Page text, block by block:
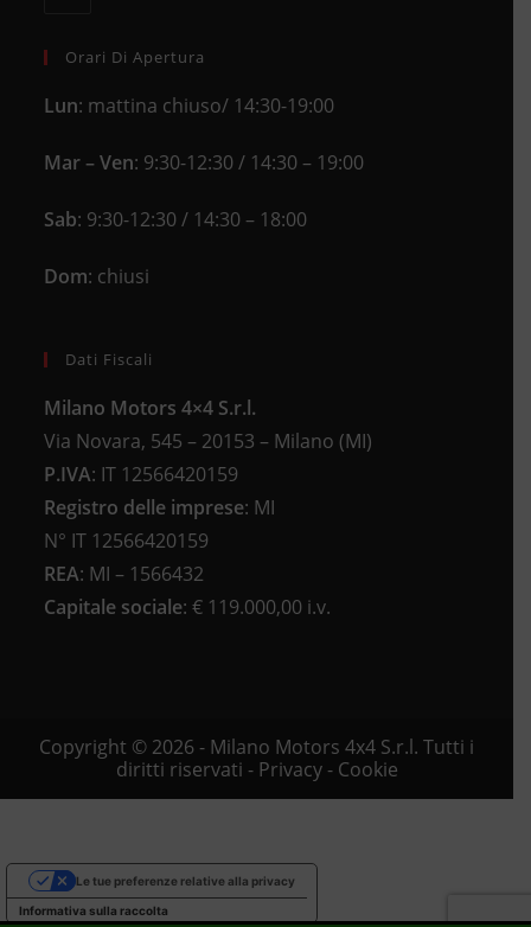
Orari Di Apertura
Lun: mattina chiuso/ 14:30-19:00
Mar – Ven: 9:30-12:30 / 14:30 – 19:00
Sab: 9:30-12:30 / 14:30 – 18:00
Dom: chiusi
Dati Fiscali
Milano Motors 4×4 S.r.l.
Via Novara, 545 – 20153 – Milano (MI)
P.IVA: IT 12566420159
Registro delle imprese: MI
N° IT 12566420159
REA: MI – 1566432
Capitale sociale: € 119.000,00 i.v.
Copyright © 2026 - Milano Motors 4x4 S.r.l. Tutti i
diritti riservati - Privacy- Cookie
Informativa sulla raccolta
Le tue preferenze relative alla privacy